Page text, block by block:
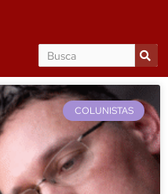
COLUNISTAS